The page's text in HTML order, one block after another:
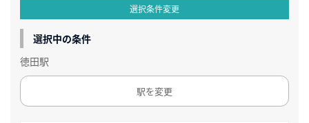
選択条件変更
選択中の条件
徳田駅
駅を変更